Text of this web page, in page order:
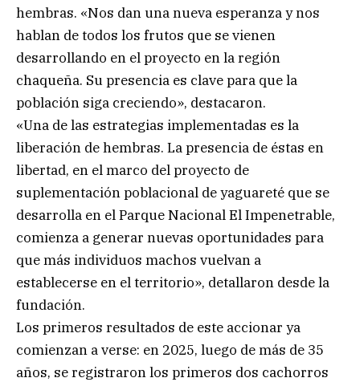
hembras. «Nos dan una nueva esperanza y nos
hablan de todos los frutos que se vienen
desarrollando en el proyecto en la región
chaqueña. Su presencia es clave para que la
población siga creciendo», destacaron.
«Una de las estrategias implementadas es la
liberación de hembras. La presencia de éstas en
libertad, en el marco del proyecto de
suplementación poblacional de yaguareté que se
desarrolla en el Parque Nacional El Impenetrable,
comienza a generar nuevas oportunidades para
que más individuos machos vuelvan a
establecerse en el territorio», detallaron desde la
fundación.
Los primeros resultados de este accionar ya
comienzan a verse: en 2025, luego de más de 35
años, se registraron los primeros dos cachorros